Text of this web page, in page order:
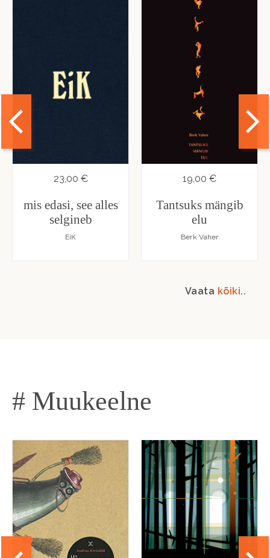
23,00 €
mis edasi, see alles
selgineb
EiK
19,00 €
Tantsuks mängib
elu
Berk Vaher
Vaata kõiki..
# Muukeelne